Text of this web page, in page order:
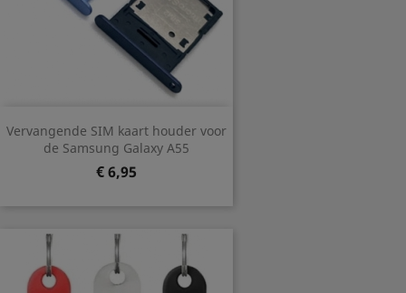
Vervangende SIM kaart houder voor
de Samsung Galaxy A55
Prijs
€ 6,95